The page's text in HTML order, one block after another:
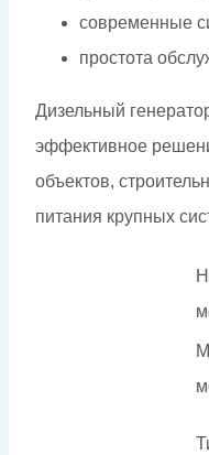
современные
простота
Дизельный
эффективное
объектов,
питания крупных